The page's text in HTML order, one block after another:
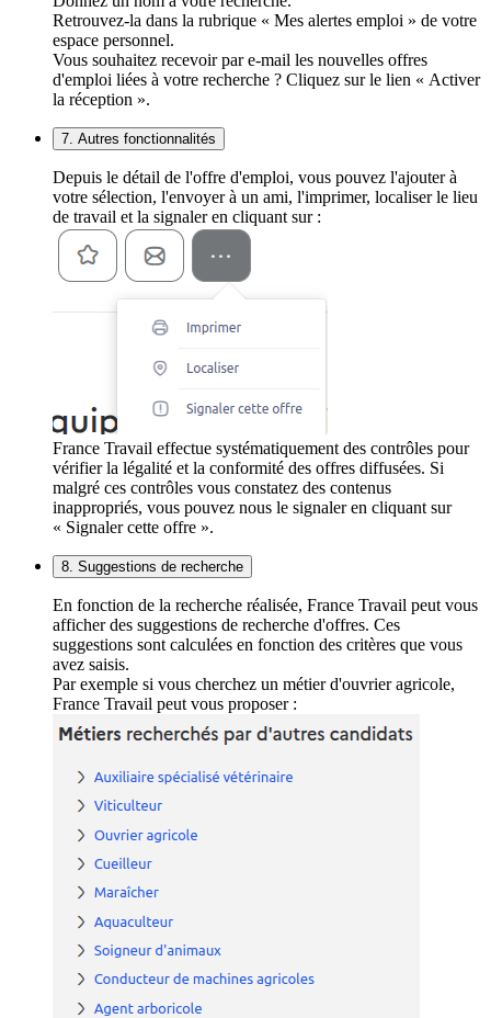
Retrouvez-la dans la rubrique « Mes alertes emploi » de votre
espace personnel.
Vous souhaitez recevoir par e-mail les nouvelles offres
d'emploi liées à votre recherche ? Cliquez sur le lien « Activer
la réception ».
7. Autres fonctionnalités
Depuis le détail de l'offre d'emploi, vous pouvez l'ajouter à
votre sélection, l'envoyer à un ami, l'imprimer, localiser le lieu
de travail et la signaler en cliquant sur :
France Travail effectue systématiquement des contrôles pour
vérifier la légalité et la conformité des offres diffusées. Si
malgré ces contrôles vous constatez des contenus
inappropriés, vous pouvez nous le signaler en cliquant sur
« Signaler cette offre ».
8. Suggestions de recherche
En fonction de la recherche réalisée, France Travail peut vous
afficher des suggestions de recherche d'offres. Ces
suggestions sont calculées en fonction des critères que vous
avez saisis.
Par exemple si vous cherchez un métier d'ouvrier agricole,
France Travail peut vous proposer :